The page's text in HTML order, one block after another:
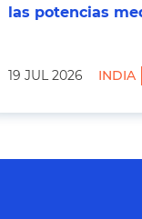
las potencias
19 JUL 2026 INDIA